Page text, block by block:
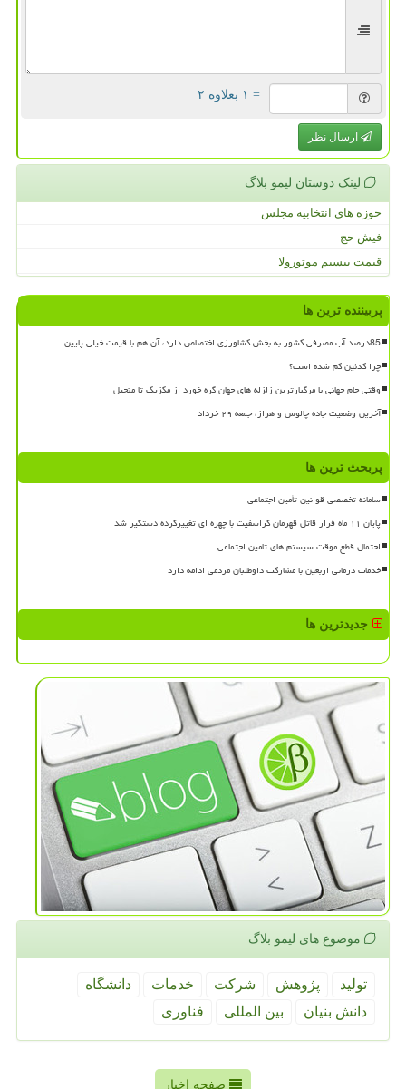
= ۱ بعلاوه ۲
ارسال نظر
لینک دوستان لیمو بلاگ
حوزه های انتخابیه مجلس
فیش حج
قیمت بیسیم موتورولا
پربیننده ترین ها
85درصد آب مصرفی کشور به بخش کشاورزی اختصاص دارد، آن هم با قیمت خیلی پایین
چرا کدئین کم شده است؟
وقتی جام جهانی با مرگبارترین زلزله های جهان گره خورد از مکزیک تا منجیل
آخرین وضعیت جاده چالوس و هراز، جمعه ۲۹ خرداد
پربحث ترین ها
سامانه تخصصی قوانین تأمین اجتماعی
پایان ۱۱ ماه فرار قاتل قهرمان کراسفیت با چهره ای تغییرکرده دستگیر شد
احتمال قطع موقت سیستم های تامین اجتماعی
خدمات درمانی اربعین با مشارکت داوطلبان مردمی ادامه دارد
جدیدترین ها
موضوع های لیمو بلاگ
تولید پژوهش شركت خدمات
دانشگاه
دانش بنیان
بین المللی فناوری
صفحه اخبار